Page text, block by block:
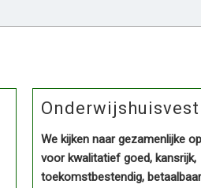
We kijken naar gezamenlijke
voor kwalitatief goed, kansrijk,
toekomstbestendig, betaalbaar